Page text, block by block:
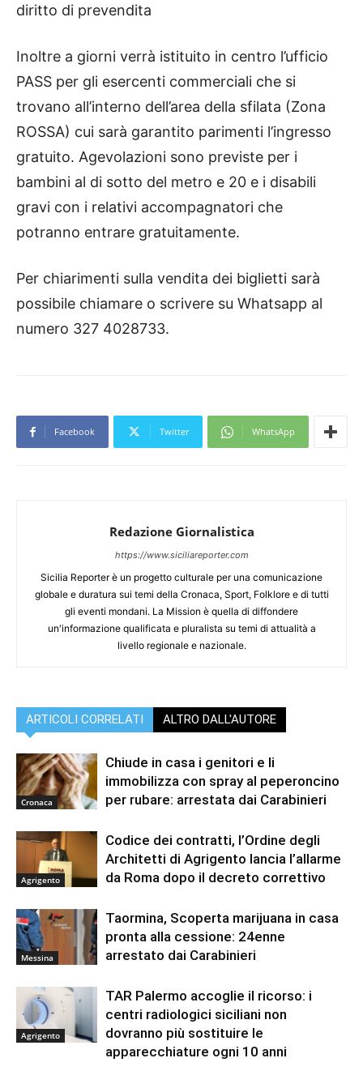
diritto di prevendita
Inoltre a giorni verrà istituito in centro l’ufficio
PASS per gli esercenti commerciali che si
trovano all’interno dell’area della sfilata (Zona
ROSSA) cui sarà garantito parimenti l’ingresso
gratuito. Agevolazioni sono previste per i
bambini al di sotto del metro e 20 e i disabili
gravi con i relativi accompagnatori che
potranno entrare gratuitamente.
Per chiarimenti sulla vendita dei biglietti sarà
possibile chiamare o scrivere su Whatsapp al
numero 327 4028733.
Facebook Twitter WhatsApp
Redazione Giornalistica
https://www.siciliareporter.com
Sicilia Reporter è un progetto culturale per una comunicazione
globale e duratura sui temi della Cronaca, Sport, Folklore e di tutti
gli eventi mondani. La Mission è quella di diffondere
un'informazione qualificata e pluralista su temi di attualità a
livello regionale e nazionale.
ARTICOLI CORRELATI ALTRO DALL'AUTORE
Cronaca
Chiude in casa i genitori e li
immobilizza con spray al peperoncino
per rubare: arrestata dai Carabinieri
Agrigento
Codice dei contratti, l’Ordine degli
Architetti di Agrigento lancia l’allarme
da Roma dopo il decreto correttivo
Messina
Taormina, Scoperta marijuana in casa
pronta alla cessione: 24enne
arrestato dai Carabinieri
Agrigento
TAR Palermo accoglie il ricorso: i
centri radiologici siciliani non
dovranno più sostituire le
apparecchiature ogni 10 anni